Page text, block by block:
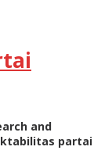
and
partai